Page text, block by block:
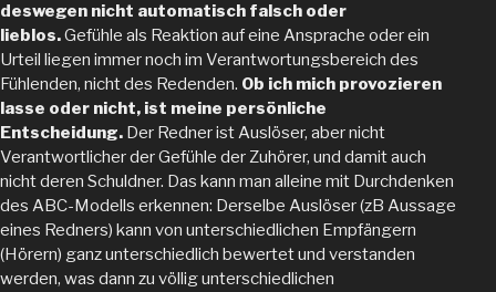
deswegen nicht automatisch falsch oder
lieblos.Gefühle als Reaktion auf eine Ansprache oder ein
Urteil liegen immer noch im Verantwortungsbereich des
Fühlenden, nicht des Redenden. Ob ich mich provozieren
lasse oder nicht, ist meine persönliche
Entscheidung. Der Redner ist Auslöser, aber nicht
Verantwortlicher der Gefühle der Zuhörer, und damit auch
nicht deren Schuldner. Das kann man alleine mit Durchdenken
des ABC-Modells erkennen: Derselbe Auslöser (zB Aussage
eines Redners) kann von unterschiedlichen Empfängern
(Hörern) ganz unterschiedlich bewertet und verstanden
werden, was dann zu völlig unterschiedlichen